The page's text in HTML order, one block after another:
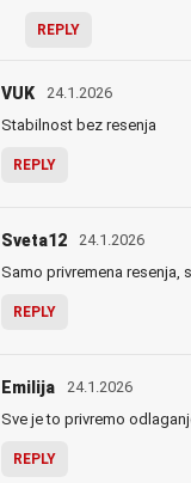
REPLY
VUK 24.1.2026
Stabilnost bez resenja
REPLY
Sveta12 24.1.2026
Samo privremena resenja,
REPLY
Emilija 24.1.2026
Sve je to privremo
REPLY